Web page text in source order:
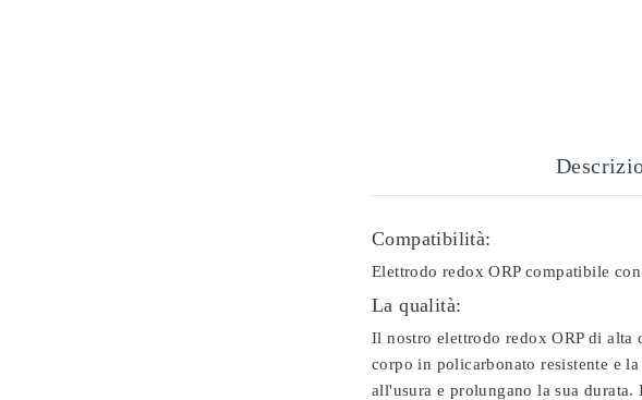
Compatibilità:
Elettrodo redox ORP compatibile
La qualità:
Il nostro elettrodo redox ORP di
corpo in policarbonato resistente e
all'usura e prolungano la sua